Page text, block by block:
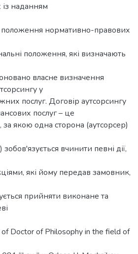
із наданням
нормативно-правових
положення, які визначають
власне визначення
у
послуг. Договір аутсорсингу
послуг – це
за якою одна сторона (аутсорсер)
вчинити певні дії,
які йому передав замовник,
прийняти виконане та
Doctor of Philosophy in the field of